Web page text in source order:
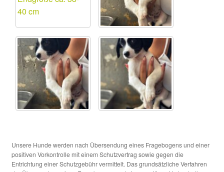
Unsere Hunde werden nach Übersendung eines Fragebogens und einer
positiven Vorkontrolle mit einem Schutzvertrag sowie gegen die
Entrichtung einer Schutzgebühr vermittelt. Das grundsätzliche Verfahren